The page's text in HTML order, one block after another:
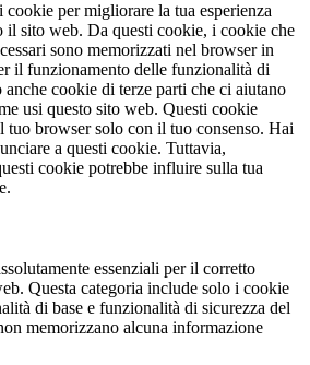
per migliorare la tua esperienza
il sito web. Da questi cookie, i cookie che
sono memorizzati nel browser in
il funzionamento delle funzionalità di
cookie di terze parti che ci aiutano
usi questo sito web. Questi cookie
tuo browser solo con il tuo consenso. Hai
a questi cookie. Tuttavia,
cookie potrebbe influire sulla tua
essenziali per il corretto
Questa categoria include solo i cookie
di base e funzionalità di sicurezza del
memorizzano alcuna informazione